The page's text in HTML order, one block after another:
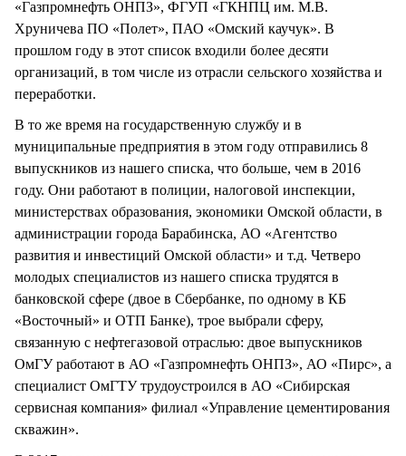
«Газпромнефть ОНПЗ», ФГУП «ГКНПЦ им. М.В.
Хруничева ПО «Полет», ПАО «Омский каучук». В
прошлом году в этот список входили более десяти
организаций, в том числе из отрасли сельского хозяйства и
переработки.
В то же время на государственную службу и в
муниципальные предприятия в этом году отправились 8
выпускников из нашего списка, что больше, чем в 2016
году. Они работают в полиции, налоговой инспекции,
министерствах образования, экономики Омской области, в
администрации города Барабинска, АО «Агентство
развития и инвестиций Омской области» и т.д. Четверо
молодых специалистов из нашего списка трудятся в
банковской сфере (двое в Сбербанке, по одному в КБ
«Восточный» и ОТП Банке), трое выбрали сферу,
связанную с нефтегазовой отраслью: двое выпускников
ОмГУ работают в АО «Газпромнефть ОНПЗ», АО «Пирс», а
специалист ОмГТУ трудоустроился в АО «Сибирская
сервисная компания» филиал «Управление цементирования
скважин».